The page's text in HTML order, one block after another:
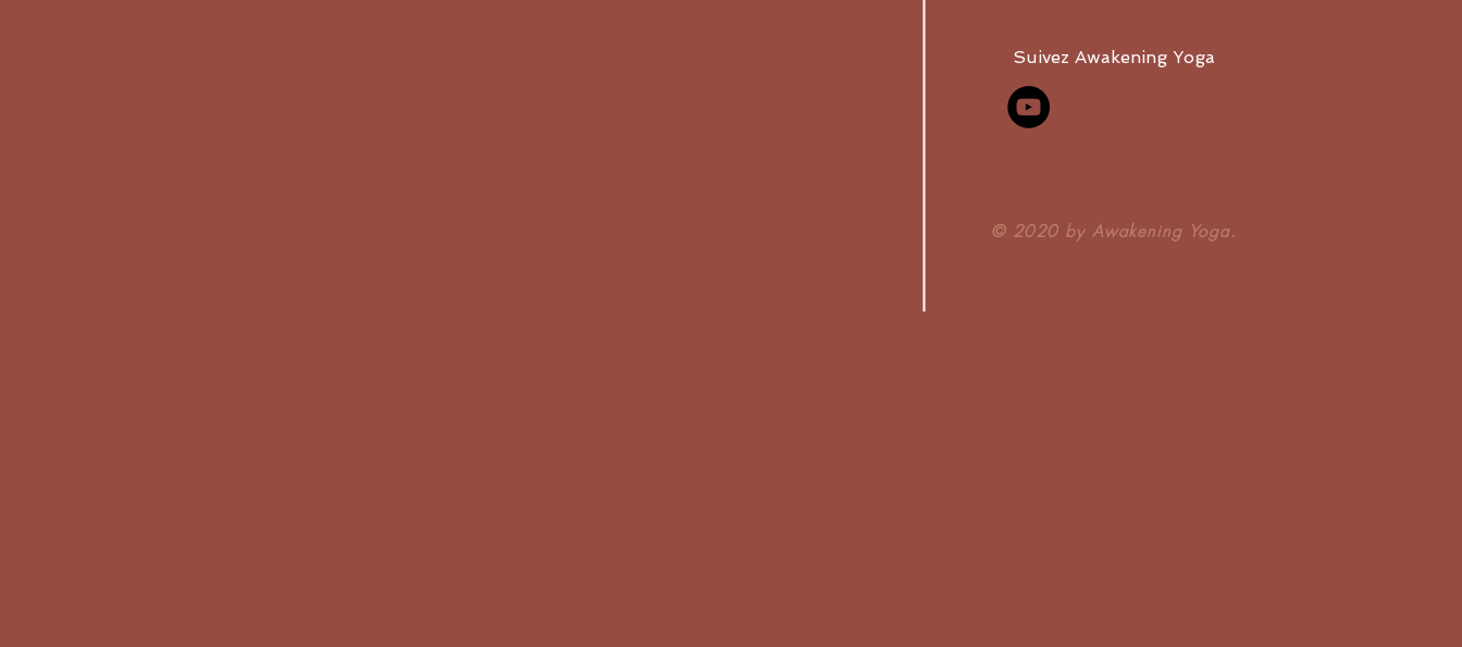
Suivez Awakening Yoga
​© 2020 by Awakening Yoga.